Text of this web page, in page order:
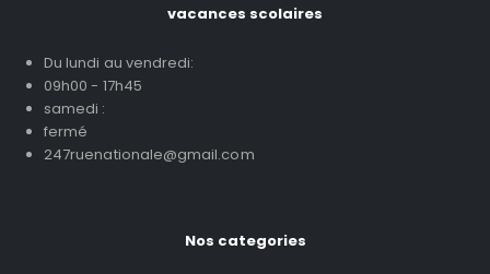
vacances scolaires
Du lundi au vendredi:
09h00 - 17h45
samedi :
fermé
247ruenationale@gmail.com
Nos categories